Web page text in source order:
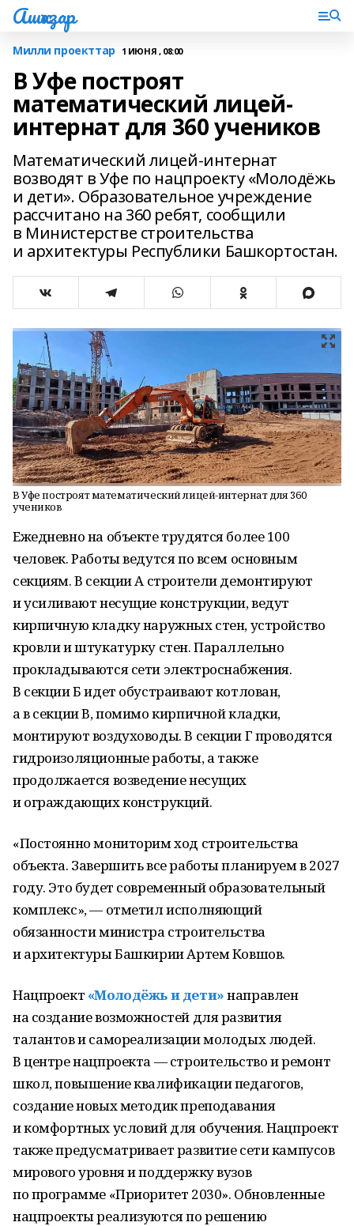
Ашҡаҙар
Милли проекттар 1 ИЮНЯ , 08:00
В Уфе построят
математический лицей-
интернат для 360 учеников
Математический лицей-интернат
возводят в Уфе по нацпроекту «Молодёжь
и дети». Образовательное учреждение
рассчитано на 360 ребят, сообщили
в Министерстве строительства
и архитектуры Республики Башкортостан.
В Уфе построят математический лицей-интернат для 360
учеников
Ежедневно на объекте трудятся более 100
человек. Работы ведутся по всем основным
секциям. В секции А строители демонтируют
и усиливают несущие конструкции, ведут
кирпичную кладку наружных стен, устройство
кровли и штукатурку стен. Параллельно
прокладываются сети электроснабжения.
В секции Б идет обустраивают котлован,
а в секции В, помимо кирпичной кладки,
монтируют воздуховоды. В секции Г проводятся
гидроизоляционные работы, а также
продолжается возведение несущих
и ограждающих конструкций.
«Постоянно мониторим ход строительства
объекта. Завершить все работы планируем в 2027
году. Это будет современный образовательный
комплекс», — отметил исполняющий
обязанности министра строительства
и архитектуры Башкирии Артем Ковшов.
Нацпроект «Молодёжь и дети»направлен
на создание возможностей для развития
талантов и самореализации молодых людей.
В центре нацпроекта — строительство и ремонт
школ, повышение квалификации педагогов,
создание новых методик преподавания
и комфортных условий для обучения. Нацпроект
также предусматривает развитие сети кампусов
мирового уровня и поддержку вузов
по программе «Приоритет 2030». Обновленные
нацпроекты реализуются по решению